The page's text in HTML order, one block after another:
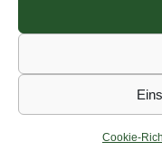
Cookie-